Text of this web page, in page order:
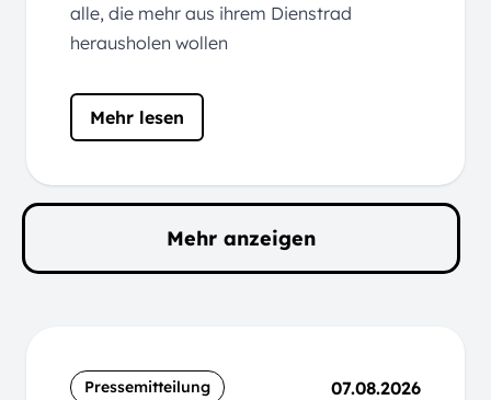
alle, die mehr aus ihrem Dienstrad
herausholen wollen
Mehr lesen
Mehr anzeigen
Pressemitteilung 07.08.2026